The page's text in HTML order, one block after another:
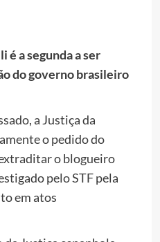
é a segunda a ser
do governo brasileiro
a Justiça da
o pedido do
o blogueiro
pelo STF pela
em atos